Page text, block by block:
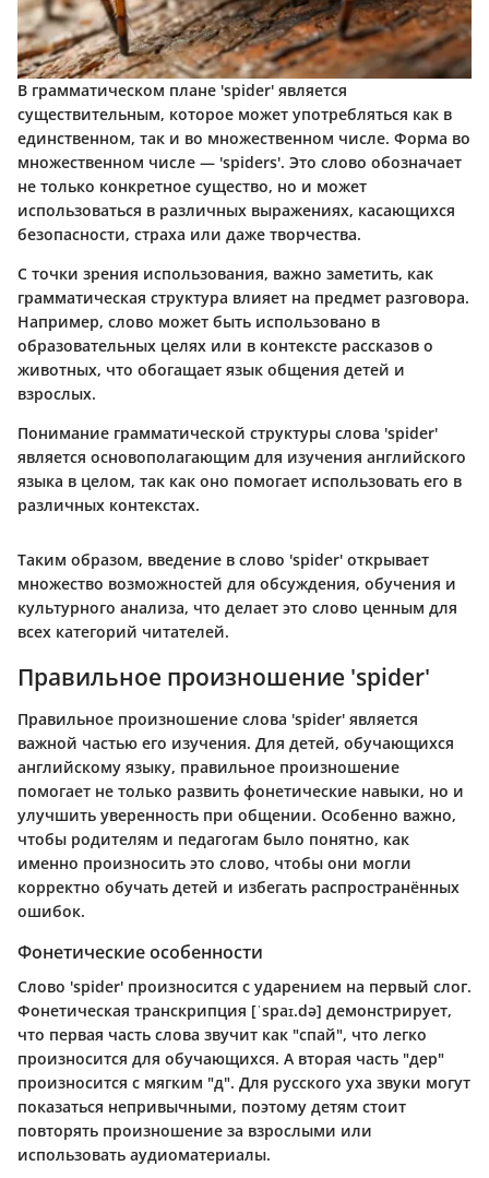
В грамматическом плане 'spider' является
существительным, которое может употребляться как в
единственном, так и во множественном числе. Форма во
множественном числе — 'spiders'. Это слово обозначает
не только конкретное существо, но и может
использоваться в различных выражениях, касающихся
безопасности, страха или даже творчества.
С точки зрения использования, важно заметить, как
грамматическая структура влияет на предмет разговора.
Например, слово может быть использовано в
образовательных целях или в контексте рассказов о
животных, что обогащает язык общения детей и
взрослых.
Понимание грамматической структуры слова 'spider'
является основополагающим для изучения английского
языка в целом, так как оно помогает использовать его в
различных контекстах.
Таким образом, введение в слово 'spider' открывает
множество возможностей для обсуждения, обучения и
культурного анализа, что делает это слово ценным для
всех категорий читателей.
Правильное произношение 'spider'
Правильное произношение слова 'spider' является
важной частью его изучения. Для детей, обучающихся
английскому языку, правильное произношение
помогает не только развить фонетические навыки, но и
улучшить уверенность при общении. Особенно важно,
чтобы родителям и педагогам было понятно, как
именно произносить это слово, чтобы они могли
корректно обучать детей и избегать распространённых
ошибок.
Фонетические особенности
Слово 'spider' произносится с ударением на первый слог.
Фонетическая транскрипция [ˈspaɪ.də] демонстрирует,
что первая часть слова звучит как "спай", что легко
произносится для обучающихся. А вторая часть "дер"
произносится с мягким "д". Для русского уха звуки могут
показаться непривычными, поэтому детям стоит
повторять произношение за взрослыми или
использовать аудиоматериалы.